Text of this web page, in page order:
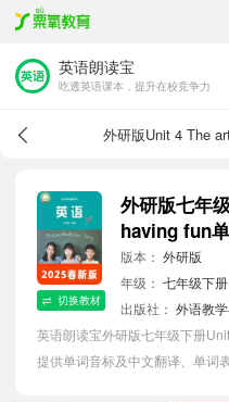
英语朗读宝
吃透英语课本，提升在校竞争力
外研版Unit 4 The
切换教材
外研版七年
having fun
版本： 外研版
年级： 七年级下册
出版社： 外语教
英语朗读宝外研版七年级下册
提供单词音标及中文翻译、单词